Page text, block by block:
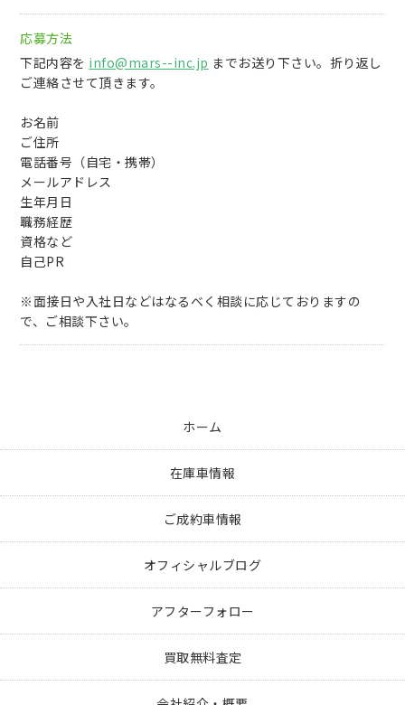
応募方法
下記内容を info@mars--inc.jp までお送り下さい。折り返し
ご連絡させて頂きます。
お名前
ご住所
電話番号（自宅・携帯）
メールアドレス
生年月日
職務経歴
資格など
自己PR
※面接日や入社日などはなるべく相談に応じておりますの
で、ご相談下さい。
ホーム
在庫車情報
ご成約車情報
オフィシャルブログ
アフターフォロー
買取無料査定